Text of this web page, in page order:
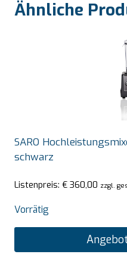
Ähnliche
SARO
schwarz
Listenpreis: € 360,00 zzgl.
Vorrätig